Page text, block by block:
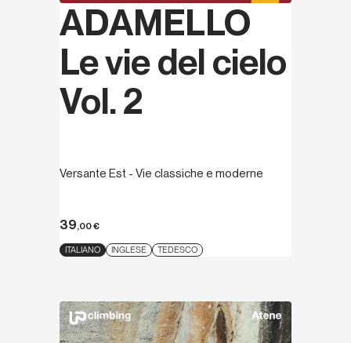
ADAMELLO
Le vie del cielo
Vol. 2
Versante Est - Vie classiche e moderne
39,00€
ITALIANO INGLESE TEDESCO
Scopri